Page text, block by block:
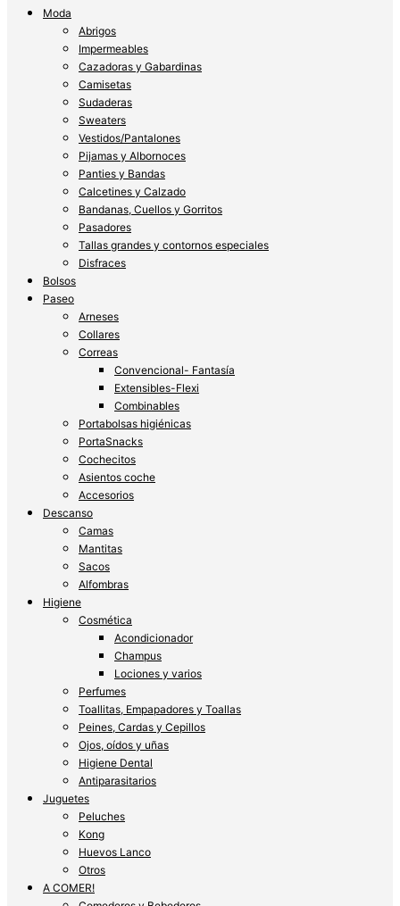
Moda
Abrigos
Impermeables
Cazadoras y Gabardinas
Camisetas
Sudaderas
Sweaters
Vestidos/Pantalones
Pijamas y Albornoces
Panties y Bandas
Calcetines y Calzado
Bandanas, Cuellos y Gorritos
Pasadores
Tallas grandes y contornos especiales
Disfraces
Bolsos
Paseo
Arneses
Collares
Correas
Convencional- Fantasía
Extensibles-Flexi
Combinables
Portabolsas higiénicas
PortaSnacks
Cochecitos
Asientos coche
Accesorios
Descanso
Camas
Mantitas
Sacos
Alfombras
Higiene
Cosmética
Acondicionador
Champus
Lociones y varios
Perfumes
Toallitas, Empapadores y Toallas
Peines, Cardas y Cepillos
Ojos, oídos y uñas
Higiene Dental
Antiparasitarios
Juguetes
Peluches
Kong
Huevos Lanco
Otros
A COMER!